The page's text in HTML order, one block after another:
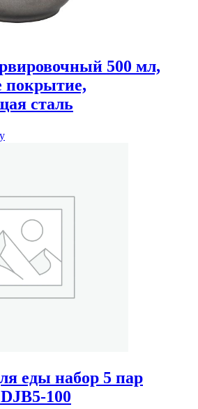
500 мл,
покрытие,
сталь
еды набор 5 пар
100